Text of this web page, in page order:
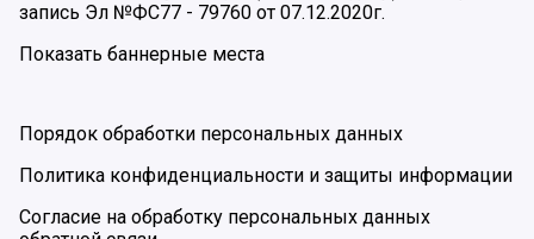
запись Эл №ФС77 - 79760 от 07.12.2020г.
Показать баннерные места
Порядок обработки персональных данных
Политика конфиденциальности и защиты информации
Согласие на обработку персональных данных